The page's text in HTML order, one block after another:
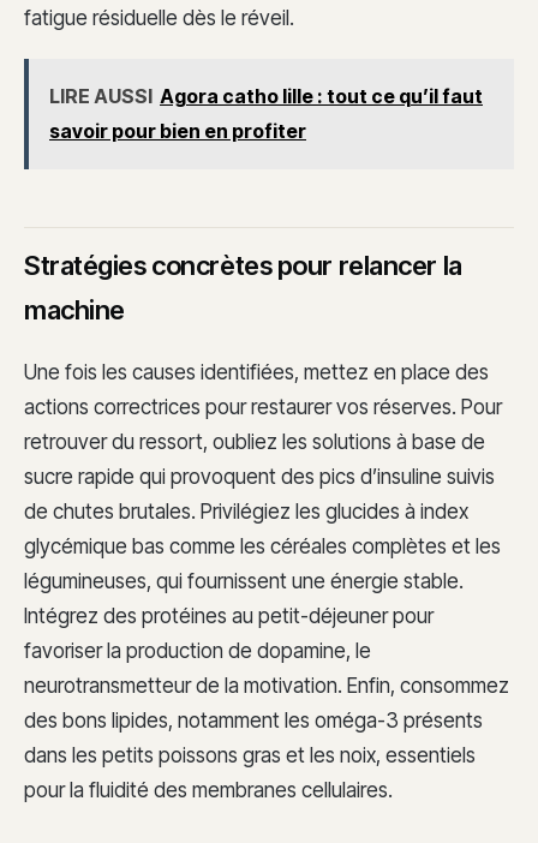
fatigue résiduelle dès le réveil.
LIRE AUSSI Agora catho lille : tout ce qu’il faut
savoir pour bien en profiter
Stratégies concrètes pour relancer la
machine
Une fois les causes identifiées, mettez en place des
actions correctrices pour restaurer vos réserves. Pour
retrouver du ressort, oubliez les solutions à base de
sucre rapide qui provoquent des pics d’insuline suivis
de chutes brutales. Privilégiez les glucides à index
glycémique bas comme les céréales complètes et les
légumineuses, qui fournissent une énergie stable.
Intégrez des protéines au petit-déjeuner pour
favoriser la production de dopamine, le
neurotransmetteur de la motivation. Enfin, consommez
des bons lipides, notamment les oméga-3 présents
dans les petits poissons gras et les noix, essentiels
pour la fluidité des membranes cellulaires.